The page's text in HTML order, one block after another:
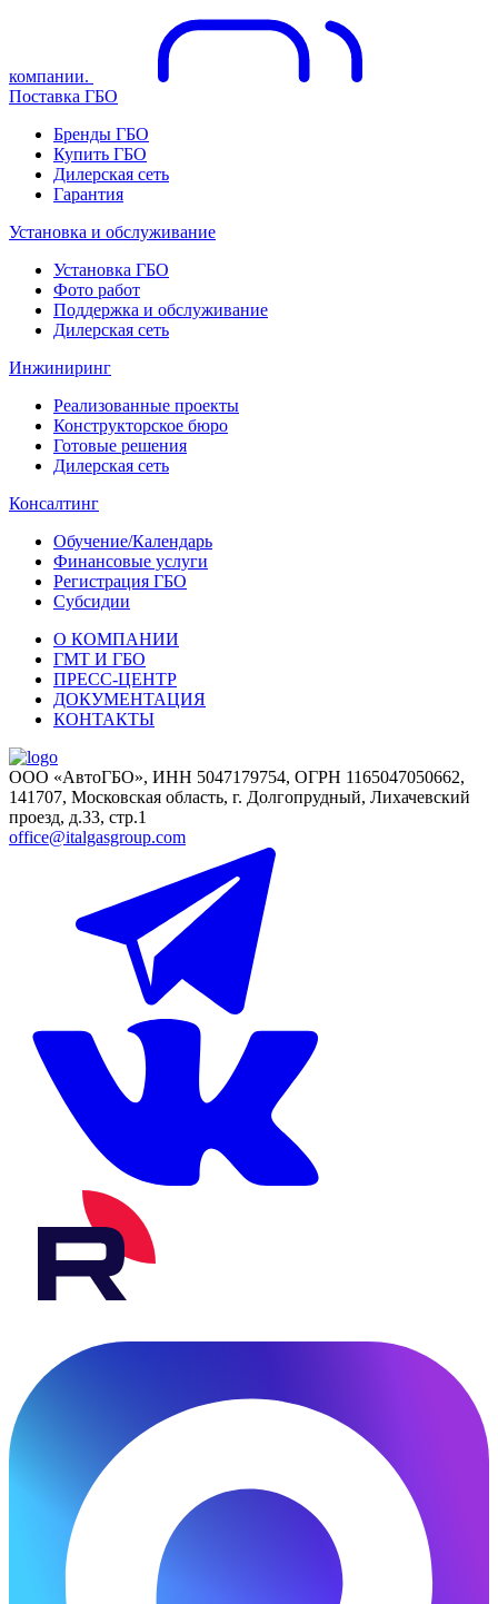
компании.
Поставка ГБО
Бренды ГБО
Купить ГБО
Дилерская сеть
Гарантия
Установка и обслуживание
Установка ГБО
Фото работ
Поддержка и обслуживание
Дилерская сеть
Инжиниринг
Реализованные проекты
Конструкторское бюро
Готовые решения
Дилерская сеть
Консалтинг
Обучение/Календарь
Финансовые услуги
Регистрация ГБО
Субсидии
О КОМПАНИИ
ГМТ И ГБО
ПРЕСС-ЦЕНТР
ДОКУМЕНТАЦИЯ
КОНТАКТЫ
ООО «АвтоГБО», ИНН 5047179754, ОГРН 1165047050662,
141707, Московская область, г. Долгопрудный, Лихачевский
проезд, д.33, стр.1
office@italgasgroup.com